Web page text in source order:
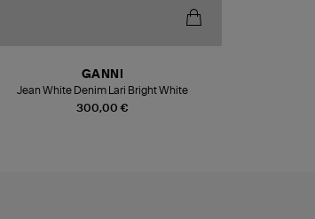
300,00 €
GANNI
Jean White Denim Lari Bright White